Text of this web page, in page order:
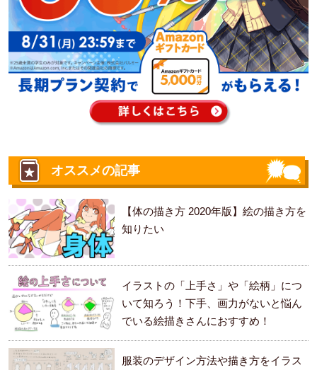
オススメの記事
【体の描き方 2020年版】絵の描き方を
知りたい
イラストの「上手さ」や「絵柄」につ
いて知ろう！下手、画力がないと悩ん
でいる絵描きさんにおすすめ！
服装のデザイン方法や描き方をイラス